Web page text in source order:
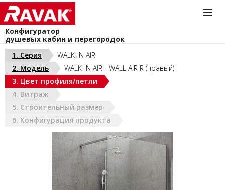
Конфигуратор
душевых кабин и перегородок
044-383-40-40
install@ravak.ua
Пн - Пт. 9.00 - 18.00
УКРАИНА (РУС)
1. Серия
WALK-IN AIR
2. Модель
WALK-IN AIR - WALL AIR R (правый)
3. Цвет профиля/петли
4. Витраж
5. Строительный размер
6. Конфигурация продукта